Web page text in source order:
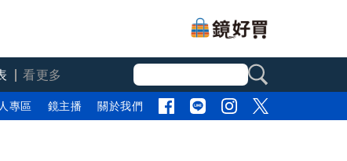
看更多
專區 鏡主播 關於我們